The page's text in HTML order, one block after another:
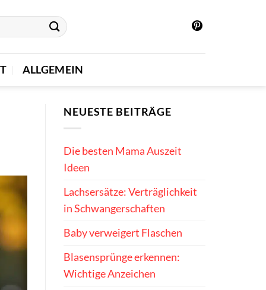
ALLGEMEIN
NEUESTE BEITRÄGE
Die besten Mama Auszeit
Ideen
Lachsersätze: Verträglichkeit
in Schwangerschaften
Baby verweigert Flaschen
Blasensprünge erkennen:
Wichtige Anzeichen